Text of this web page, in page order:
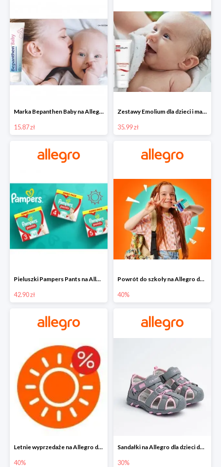
Marka Bepanthen Baby na Allegro od 15,87 zł!
15.87 zł
Zestawy Emolium dla dzieci i mam na Allegro od 35,99 zł
35.99 zł
Pieluszki Pampers Pants na Allegro od 42,90 zł
42.90 zł
Powrót do szkoły na Allegro do -40%
40%
Letnie wyprzedaże na Allegro do -40%
40%
Sandałki na Allegro dla dzieci do -30%
30%